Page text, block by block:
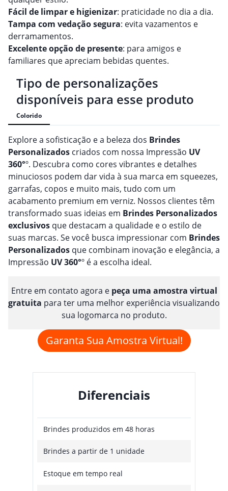
Fácil de limpar e higienizar: praticidade no dia a dia.
Tampa com vedação segura: evita vazamentos e
derramamentos.
Excelente opção de presente: para amigos e
familiares que apreciam bebidas quentes.
Tipo de personalizações
disponíveis para esse produto
Colorido
Explore a sofisticação e a beleza dos Brindes
Personalizados criados com nossa Impressão UV
360°º. Descubra como cores vibrantes e detalhes
minuciosos podem dar vida à sua marca em squeezes,
garrafas, copos e muito mais, tudo com um
acabamento premium em verniz. Nossos clientes têm
transformado suas ideias em Brindes Personalizados
exclusivos que destacam a qualidade e o estilo de
suas marcas. Se você busca impressionar com Brindes
Personalizados que combinam inovação e elegância, a
Impressão UV 360°º é a escolha ideal.
Entre em contato agora e peça uma amostra virtual
gratuita para ter uma melhor experiência visualizando
sua logomarca no produto.
Garanta Sua Amostra Virtual!
Diferenciais
Brindes produzidos em 48 horas
Brindes a partir de 1 unidade
Estoque em tempo real